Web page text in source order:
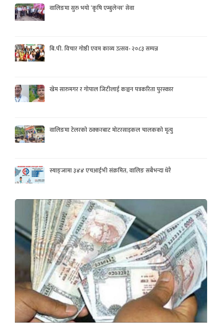
वालिङमा सुरु भयो ‘कृषि एम्बुलेन्स’ सेवा
बि.पी. विचार गोष्ठी एवम काव्य उत्सव- २०८३ सम्पन्न
खेम सारुमगर र गोपाल जिटीलाई कञ्चन पत्रकरिता पुरस्कार
वालिङमा टेलरको ठक्करबाट मोटरसाइकल चालकको मृत्यु
स्याङ्जामा ३४४ एचआईभी संक्रमित, वालिङ सबैभन्दा धेरै